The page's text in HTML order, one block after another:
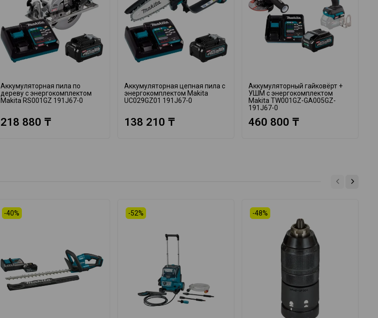
Аккумуляторная пила по
дереву с энергокомплектом
Makita RS001GZ 191J67-0
218 880 ₸
Аккумуляторная цепная пила с
энергокомплектом Makita
UC029GZ01 191J67-0
138 210 ₸
Аккумуляторный гайковёрт +
УШМ с энергокомплектом
Makita TW001GZ-GA005GZ-
191J67-0
460 800 ₸
-40% -52% -48%